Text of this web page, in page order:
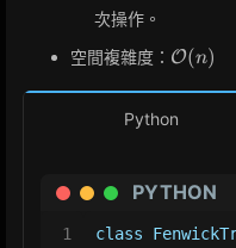
次操作。
空間複雜度： O(n)
Python
PYTHON
1
class